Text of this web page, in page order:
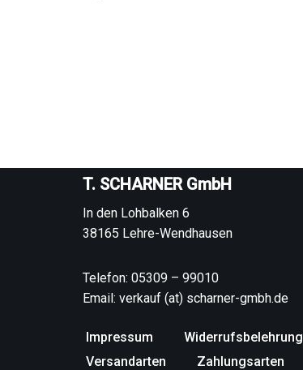
T. SCHARNER GmbH
In den Lohbalken 6
38165 Lehre-Wendhausen
Telefon: 05309 – 99010
Email: verkauf (at) scharner-gmbh.de
Impressum Widerrufsbelehrung
Versandarten
Zahlungsarten